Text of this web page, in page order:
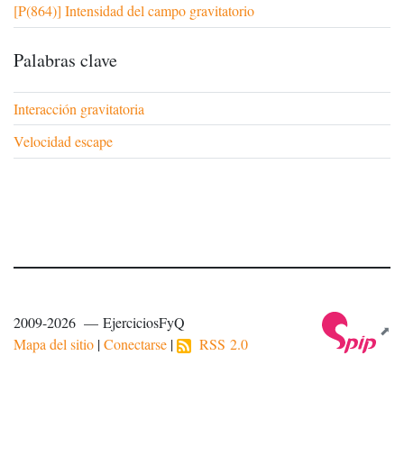
[P(864)] Intensidad del campo gravitatorio
Palabras clave
Interacción gravitatoria
Velocidad escape
2009-2026 — EjerciciosFyQ
Mapa del sitio |Conectarse | RSS 2.0